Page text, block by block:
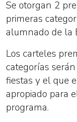
Se otorgan 2
primeras
alumnado de la
Los carteles
categorías
fiestas y el que
apropiado para
programa.